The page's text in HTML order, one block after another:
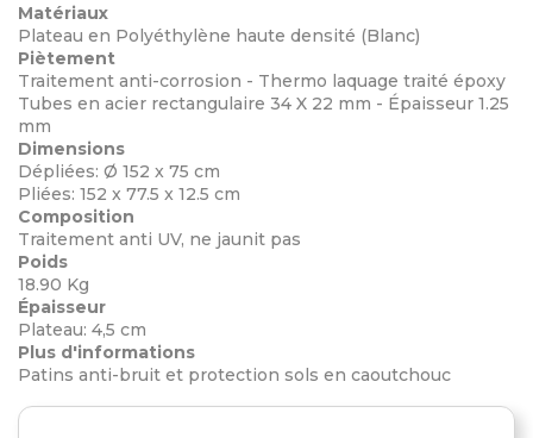
Matériaux
Plateau en Polyéthylène haute densité (Blanc)
Piètement
Traitement anti-corrosion - Thermo laquage traité époxy
Tubes en acier rectangulaire 34 X 22 mm - Épaisseur 1.25
mm
Dimensions
Dépliées: Ø 152 x 75 cm
Pliées: 152 x 77.5 x 12.5 cm
Composition
Traitement anti UV, ne jaunit pas
Poids
18.90 Kg
Épaisseur
Plateau: 4,5 cm
Plus d'informations
Patins anti-bruit et protection sols en caoutchouc